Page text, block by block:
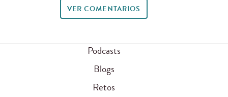
VER COMENTARIOS
Podcasts
Blogs
Retos